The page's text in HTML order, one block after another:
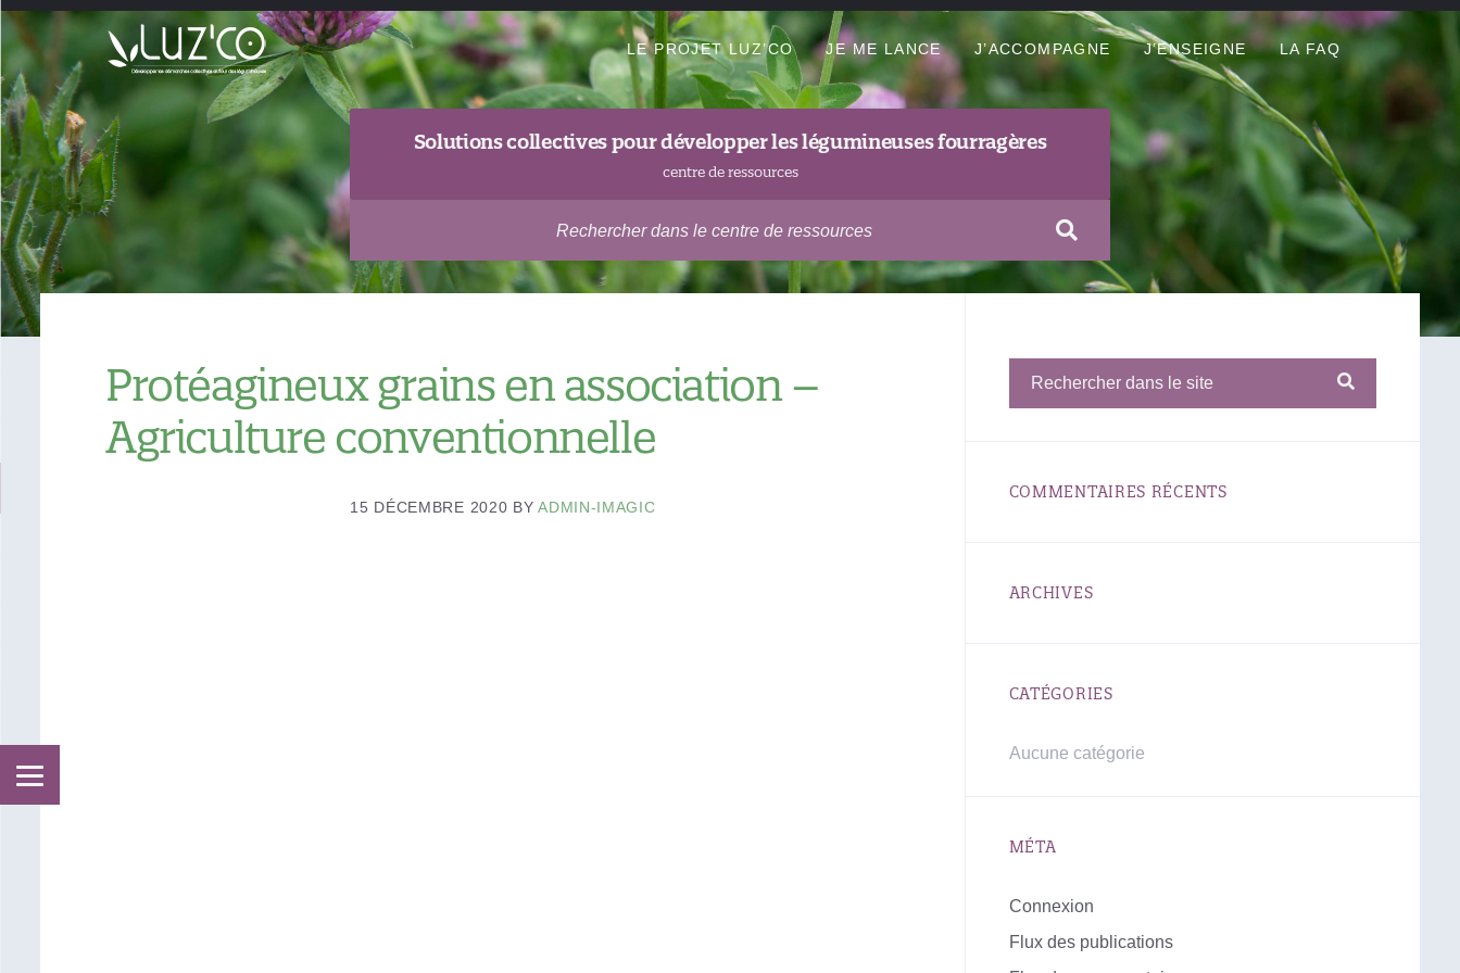
LE PROJET LUZ’CO JE ME LANCE J’ACCOMPAGNE J’ENSEIGNE LA FAQ
Solutions collectives pour développer les légumineuses fourragères
centre de ressources
Protéagineux grains en association –
Agriculture conventionnelle
15 DÉCEMBRE 2020 BYADMIN-IMAGIC
COMMENTAIRES RÉCENTS
ARCHIVES
CATÉGORIES
Aucune catégorie
MÉTA
Connexion
Flux des publications